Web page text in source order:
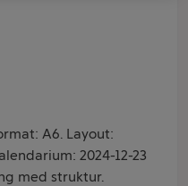
A6. Layout:
2024-12-23
med struktur.